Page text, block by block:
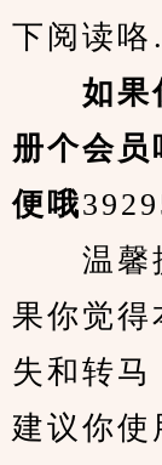
下阅读
如果你
册个会员
便哦
温馨提
果你觉得
失和转马
建议你